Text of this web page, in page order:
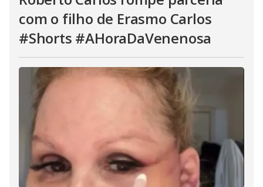
com o filho de Erasmo Carlos
#Shorts #AHoraDaVenenosa